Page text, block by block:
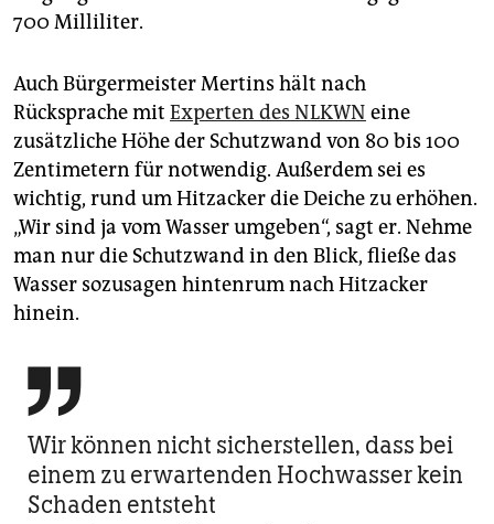
700 Milliliter.
Auch Bürgermeister Mertins hält nach
Rücksprache mit Experten des NLKWN eine
zusätzliche Höhe der Schutzwand von 80 bis 100
Zentimetern für notwendig. Außerdem sei es
wichtig, rund um Hitzacker die Deiche zu erhöhen.
„Wir sind ja vom Wasser umgeben“, sagt er. Nehme
man nur die Schutzwand in den Blick, fließe das
Wasser sozusagen hintenrum nach Hitzacker
hinein.

Wir können nicht sicherstellen, dass bei
einem zu erwartenden Hochwasser kein
Schaden entsteht